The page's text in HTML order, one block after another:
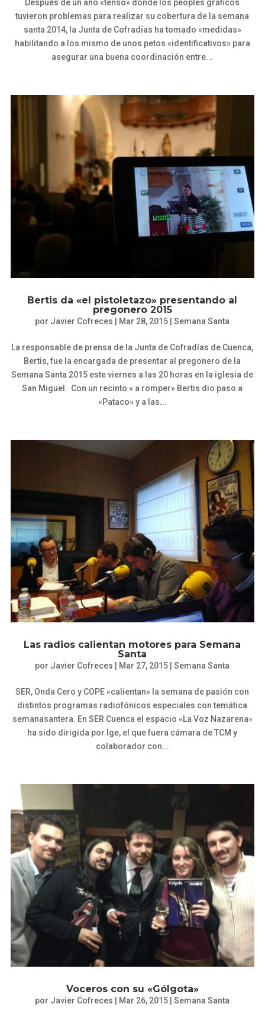
Después de un año «tenso» donde los peoples gráficos
tuvieron problemas para realizar su cobertura de la semana
santa 2014, la Junta de Cofradías ha tomado «medidas»
habilitando a los mismo de unos petos «identificativos» para
asegurar una buena coordinación entre...
Bertis da «el pistoletazo» presentando al
pregonero 2015
por Javier Cofreces Mar 28, 2015 |Semana Santa
La responsable de prensa de la Junta de Cofradías de Cuenca,
Bertis, fue la encargada de presentar al pregonero de la
Semana Santa 2015 este viernes a las 20 horas en la iglesia de
San Miguel. Con un recinto » a romper» Bertis dio paso a
«Pataco» y a las...
Las radios calientan motores para Semana
Santa
por Javier Cofreces Mar 27, 2015 |Semana Santa
SER, Onda Cero y COPE «calientan» la semana de pasión con
distintos programas radiofónicos especiales con temática
semanasantera. En SER Cuenca el espacio «La Voz Nazarena»
ha sido dirigida por Ige, el que fuera cámara de TCM y
colaborador con...
Voceros con su «Gólgota»
por Javier Cofreces Mar 26, 2015 |Semana Santa